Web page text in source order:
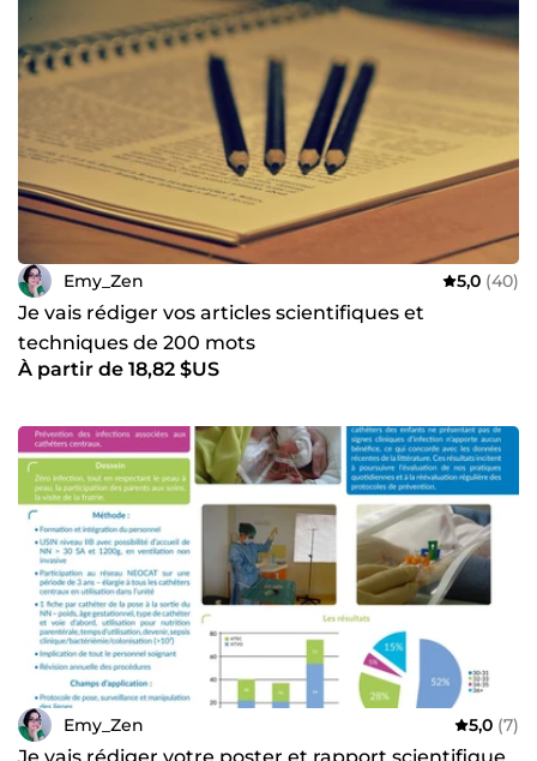
Emy_Zen 5,0 (40)
Je vais rédiger vos articles scientifiques et
techniques de 200 mots
À partir de 18,82 $US
Emy_Zen 5,0 (7)